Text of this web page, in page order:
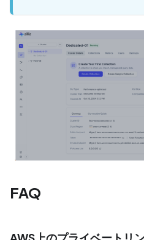
FAQ
AWS上のプライベートリ